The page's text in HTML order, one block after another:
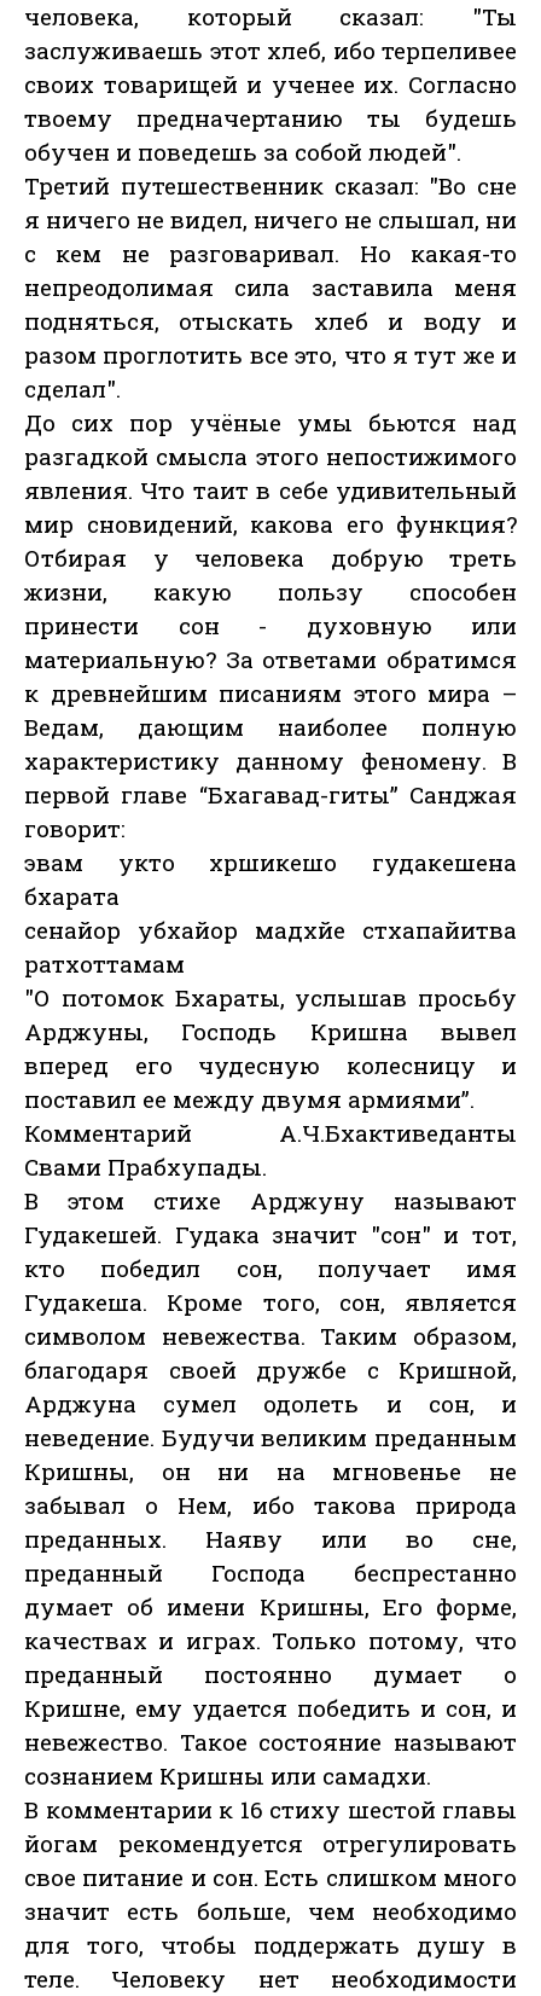
человека, который сказал: "Ты
заслуживаешь этот хлеб, ибо терпеливее
своих товарищей и ученее их. Согласно
твоему предначертанию ты будешь
обучен и поведешь за собой людей".
Третий путешественник сказал: "Во сне
я ничего не видел, ничего не слышал, ни
с кем не разговаривал. Но какая-то
непреодолимая сила заставила меня
подняться, отыскать хлеб и воду и
разом проглотить все это, что я тут же и
сделал".
До сих пор учёные умы бьются над
разгадкой смысла этого непостижимого
явления. Что таит в себе удивительный
мир сновидений, какова его функция?
Отбирая у человека добрую треть
жизни, какую пользу способен
принести сон - духовную или
материальную? За ответами обратимся
к древнейшим писаниям этого мира –
Ведам, дающим наиболее полную
характеристику данному феномену. В
первой главе “Бхагавад-гиты” Санджая
говорит:
эвам укто хршикешо гудакешена
бхарата
сенайор убхайор мадхйе стхапайитва
ратхоттамам
"О потомок Бхараты, услышав просьбу
Арджуны, Господь Кришна вывел
вперед его чудесную колесницу и
поставил ее между двумя армиями”.
Комментарий А.Ч.Бхактиведанты
Свами Прабхупады.
В этом стихе Арджуну называют
Гудакешей. Гудака значит "сон" и тот,
кто победил сон, получает имя
Гудакеша. Кроме того, сон, является
символом невежества. Таким образом,
благодаря своей дружбе с Кришной,
Арджуна сумел одолеть и сон, и
неведение. Будучи великим преданным
Кришны, он ни на мгновенье не
забывал о Нем, ибо такова природа
преданных. Наяву или во сне,
преданный Господа беспрестанно
думает об имени Кришны, Его форме,
качествах и играх. Только потому, что
преданный постоянно думает о
Кришне, ему удается победить и сон, и
невежество. Такое состояние называют
сознанием Кришны или самадхи.
В комментарии к 16 стиху шестой главы
йогам рекомендуется отрегулировать
свое питание и сон. Есть слишком много
значит есть больше, чем необходимо
для того, чтобы поддержать душу в
теле. Человеку нет необходимости